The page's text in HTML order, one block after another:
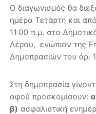
Ο διαγωνισμός θα
ημέρα Τετάρτη και
11:00 π.μ. στο
Λέρου, ενώπιον της
Δημοπρασιών του άρ.
Στη δημοπρασία
αφού προσκομίσουν:
β) ασφαλιστική